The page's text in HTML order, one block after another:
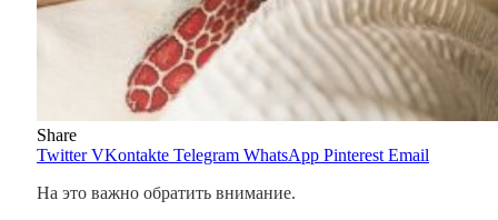
Share
Twitter VKontakte Telegram WhatsApp Pinterest Email
На это важно обратить внимание.